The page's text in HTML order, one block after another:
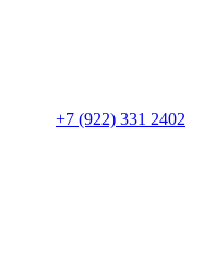
+7 (922) 331 2402